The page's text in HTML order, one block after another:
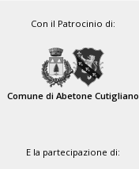
Con il Patrocinio di:
Comune di Abetone Cutigliano
E la partecipazione di: